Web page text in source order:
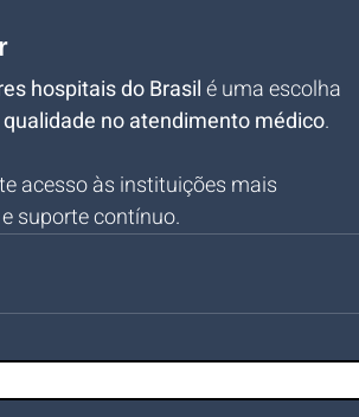
hospitais do Brasil é uma escolha
no atendimento médico.
acesso às instituições mais
suporte contínuo.